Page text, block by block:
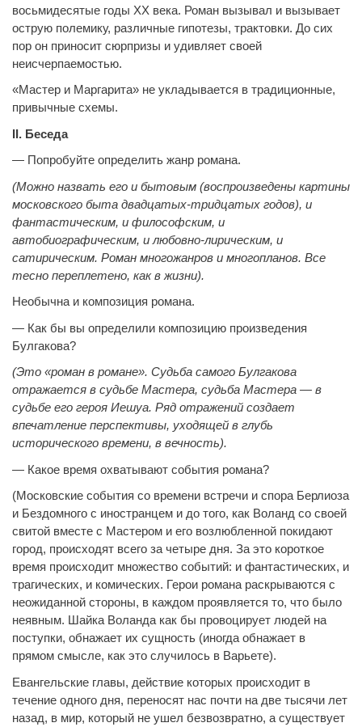
восьмидесятые годы ХХ века. Роман вызывал и вызывает
острую полемику, различные гипотезы, трактовки. До сих
пор он приносит сюрпризы и удивляет своей
неисчерпаемостью.
«Мастер и Маргарита» не укладывается в традиционные,
привычные схемы.
II. Беседа
— Попробуйте определить жанр романа.
(Можно назвать его и бытовым (воспроизведены картины
московского быта двадцатых-тридцатых годов), и
фантастическим, и философским, и
автобиографическим, и любовно-лирическим, и
сатирическим. Роман многожанров и многопланов. Все
тесно переплетено, как в жизни).
Необычна и композиция романа.
— Как бы вы определили композицию произведения
Булгакова?
(Это «роман в романе». Судьба самого Булгакова
отражается в судьбе Мастера, судьба Мастера — в
судьбе его героя Иешуа. Ряд отражений создает
впечатление перспективы, уходящей в глубь
исторического времени, в вечность).
— Какое время охватывают события романа?
(Московские события со времени встречи и спора Берлиоза
и Бездомного с иностранцем и до того, как Воланд со своей
свитой вместе с Мастером и его возлюбленной покидают
город, происходят всего за четыре дня. За это короткое
время происходит множество событий: и фантастических, и
трагических, и комических. Герои романа раскрываются с
неожиданной стороны, в каждом проявляется то, что было
неявным. Шайка Воланда как бы провоцирует людей на
поступки, обнажает их сущность (иногда обнажает в
прямом смысле, как это случилось в Варьете).
Евангельские главы, действие которых происходит в
течение одного дня, переносят нас почти на две тысячи лет
назад, в мир, который не ушел безвозвратно, а существует